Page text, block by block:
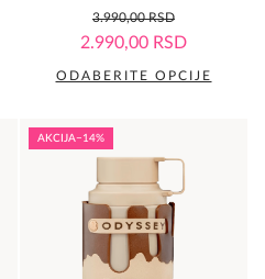
0,0
rating
3.990,00RSD
2.990,00 RSD
ODABERITE OPCIJE
ima
više
varijanti.
Opcije
mogu
AKCIJA−14%